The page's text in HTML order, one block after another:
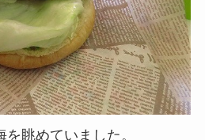
眺めていました。